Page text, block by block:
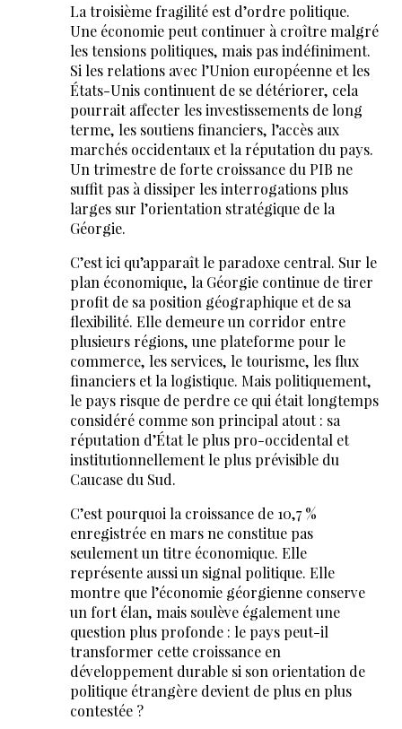
La troisième fragilité est d’ordre politique.
Une économie peut continuer à croître malgré
les tensions politiques, mais pas indéfiniment.
Si les relations avec l’Union européenne et les
États-Unis continuent de se détériorer, cela
pourrait affecter les investissements de long
terme, les soutiens financiers, l’accès aux
marchés occidentaux et la réputation du pays.
Un trimestre de forte croissance du PIB ne
suffit pas à dissiper les interrogations plus
larges sur l’orientation stratégique de la
Géorgie.
C’est ici qu’apparaît le paradoxe central. Sur le
plan économique, la Géorgie continue de tirer
profit de sa position géographique et de sa
flexibilité. Elle demeure un corridor entre
plusieurs régions, une plateforme pour le
commerce, les services, le tourisme, les flux
financiers et la logistique. Mais politiquement,
le pays risque de perdre ce qui était longtemps
considéré comme son principal atout : sa
réputation d’État le plus pro-occidental et
institutionnellement le plus prévisible du
Caucase du Sud.
C’est pourquoi la croissance de 10,7 %
enregistrée en mars ne constitue pas
seulement un titre économique. Elle
représente aussi un signal politique. Elle
montre que l’économie géorgienne conserve
un fort élan, mais soulève également une
question plus profonde : le pays peut-il
transformer cette croissance en
développement durable si son orientation de
politique étrangère devient de plus en plus
contestée ?